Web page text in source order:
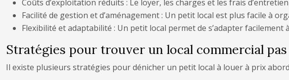
Coûts d’exploitation réduits : Le loyer, les charges et les frais
Facilité de gestion et d’aménagement : Un petit local est plus facile à
Flexibilité et adaptabilité : Un petit local permet de s’adapter facilement
Stratégies pour trouver un local commercial
Il existe plusieurs stratégies pour dénicher un petit local à louer à prix